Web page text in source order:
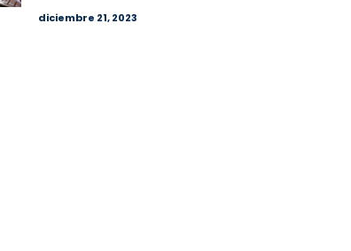
diciembre 21, 2023